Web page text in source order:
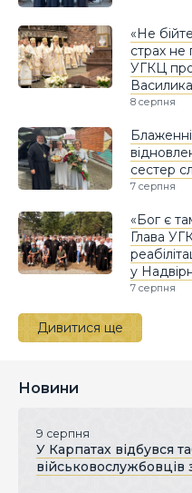
«Не
страх не
УГКЦ
Василика
8 серпня
сестер
7 серпня
«Бог є
Глава
у
7 серпня
Дивитися ще
Новини
9 серпня
У Карпатах відбувся
військовослужбовців